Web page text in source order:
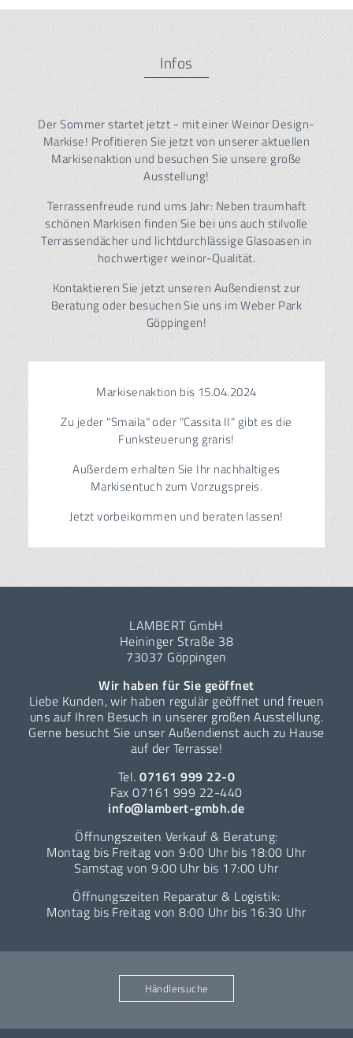
Infos
Der Sommer startet jetzt - mit einer Weinor Design-
Markise! Profitieren Sie jetzt von unserer aktuellen
Markisenaktion und besuchen Sie unsere große
Ausstellung!
Terrassenfreude rund ums Jahr: Neben traumhaft
schönen Markisen finden Sie bei uns auch stilvolle
Terrassendächer und lichtdurchlässige Glasoasen in
hochwertiger weinor-Qualität.
Kontaktieren Sie jetzt unseren Außendienst zur
Beratung oder besuchen Sie uns im Weber Park
Göppingen!
Markisenaktion bis 15.04.2024
Zu jeder "Smaila" oder "Cassita II" gibt es die
Funksteuerung graris!
Außerdem erhalten Sie Ihr nachhaltiges
Markisentuch zum Vorzugspreis.
Jetzt vorbeikommen und beraten lassen!
LAMBERT GmbH
Heininger Straße 38
73037 Göppingen
Wir haben für Sie geöffnet
Liebe Kunden, wir haben regulär geöffnet und freuen
uns auf Ihren Besuch in unserer großen Ausstellung.
Gerne besucht Sie unser Außendienst auch zu Hause
auf der Terrasse!
Tel.07161 999 22-0
Fax 07161 999 22-440
info@lambert-gmbh.de
Öffnungszeiten Verkauf & Beratung:
Montag bis Freitag von 9:00 Uhr bis 18:00 Uhr
Samstag von 9:00 Uhr bis 17:00 Uhr
Öffnungszeiten Reparatur & Logistik:
Montag bis Freitag von 8:00 Uhr bis 16:30 Uhr
Händlersuche